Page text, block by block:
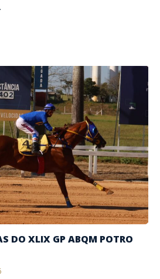
DO XLIX GP ABQM POTRO